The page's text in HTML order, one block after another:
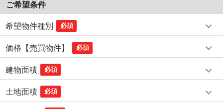
ご希望条件
希望物件種別 必須
価格【売買物件】 必須
建物面積 必須
土地面積 必須